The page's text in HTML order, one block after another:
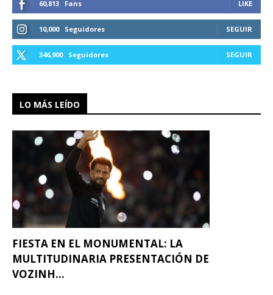
60,813 Fans LIKE
10,000 Seguidores SEGUIR
346,900 Seguidores SEGUIR
LO MÁS LEÍDO
FIESTA EN EL MONUMENTAL: LA
MULTITUDINARIA PRESENTACIÓN DE
VOZINH...